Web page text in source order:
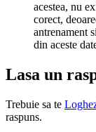
acestea, nu
corect,
antrenament
din aceste
Lasa un
Trebuie sa te
raspuns.